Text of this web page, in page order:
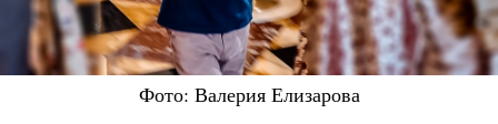
Фото: Валерия Елизарова